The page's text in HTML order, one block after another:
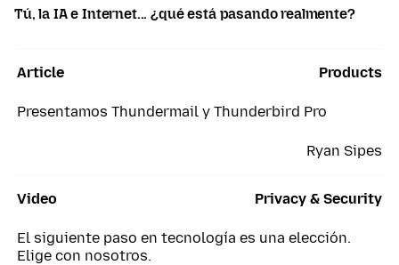
Tú, la IA e Internet... ¿qué está pasando realmente?
Article
Ryan Sipes
Products
Presentamos Thundermail y Thunderbird Pro
Video Privacy & Security
El siguiente paso en tecnología es una elección.
Elige con nosotros.